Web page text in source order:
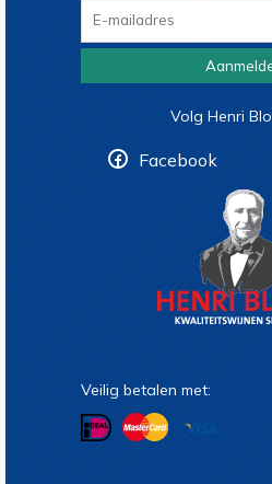
Volg Henri
Facebook
Veilig betalen met: